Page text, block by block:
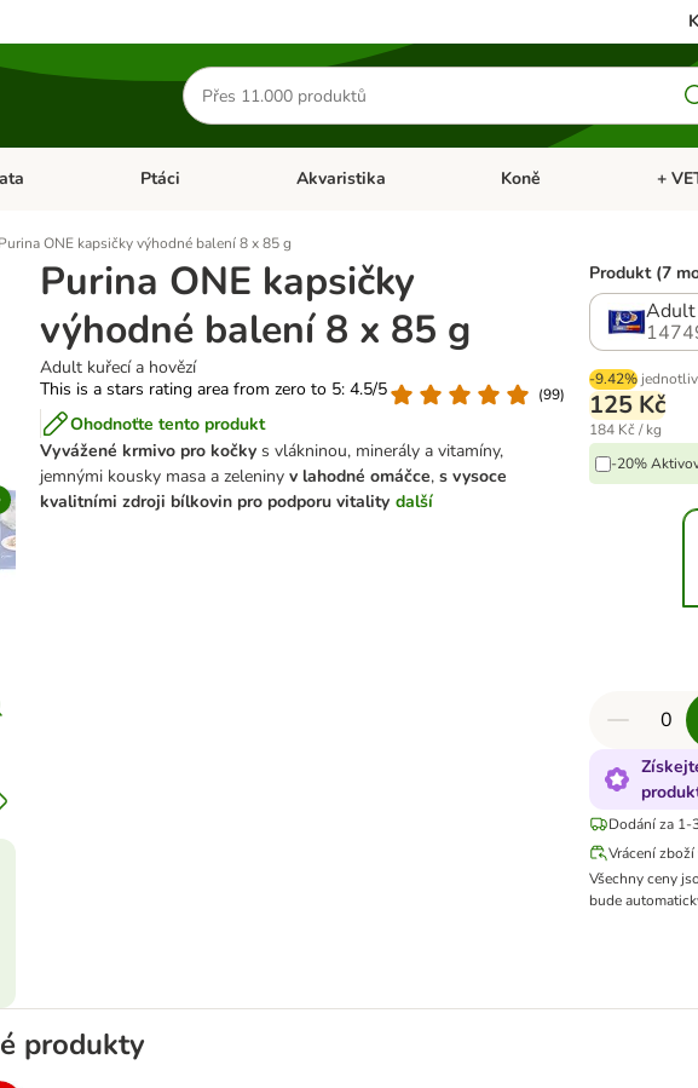
Hledat
produkty
Kočky Otevřít menu: Malá zvířata
Ptáci Otevřít menu: Ptáci
Akvaristika Otevřít menu: Akvaristika
Koně Otevřít
+
Purina ONE kapsičky výhodné balení 8 x 85 g
Purina ONE kapsičky
výhodné balení 8 x 85 g
Adult kuřecí a hovězí
This is a stars rating area from zero to 5: 4.5/5
(99)
Ohodnoťte tento produkt
Vyvážené krmivo pro kočky s vlákninou, minerály a vitamíny,
jemnými kousky masa a zeleniny v lahodné omáčce, s vysoce
kvalitními zdroji bílkovin pro podporu vitality další
Produkt (7
Adult
-9.42%
125 Kč
184 Kč / kg
-20%
Dodání za 1-
Vrácení zboží
Všechny ceny
bude
produkty